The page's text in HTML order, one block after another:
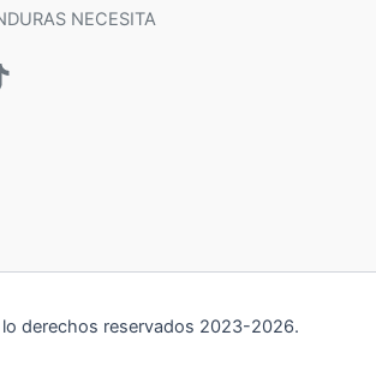
NECESITA
derechos reservados 2023-2026.